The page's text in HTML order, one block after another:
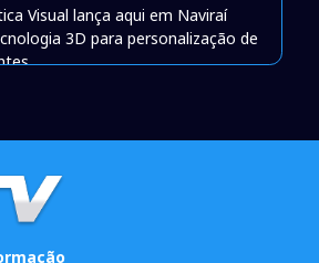
Visual lança aqui em Naviraí
3D para personalização de